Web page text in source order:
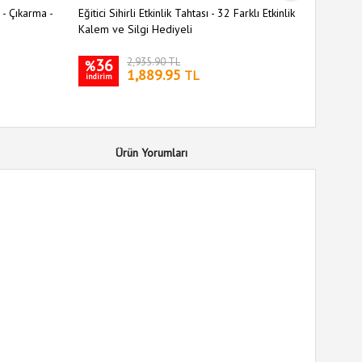
Çıkarma -
Eğitici Sihirli Etkinlik Tahtası - 32 Farklı Etkinlik
Kalem ve Silgi Hediyeli
%36
indirim
2,935.90 TL
1,889.95 TL
Ürün Yorumları